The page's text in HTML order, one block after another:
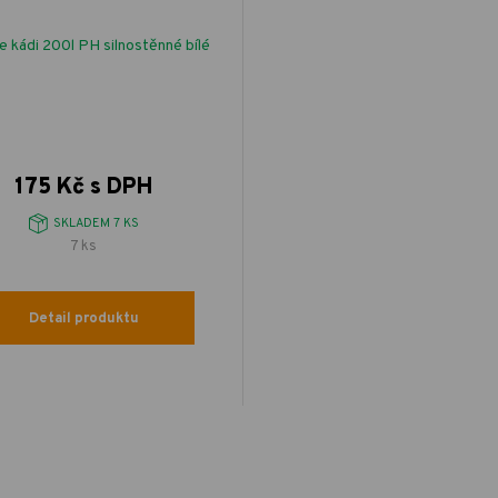
kádi 200l PH silnostěnné bílé
175 Kč s DPH
SKLADEM 7 KS
7 ks
Detail produktu